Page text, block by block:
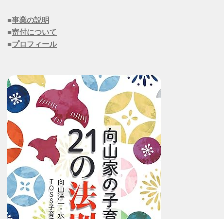
■事業の説明
■寄付について
■プロフィール